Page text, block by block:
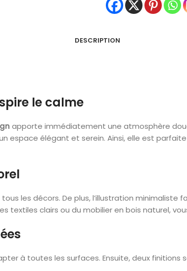
DESCRIPTION
le calme
apporte immédiatement une atmosphère
espace élégant et serein. Ainsi, elle est
les décors. De plus, l’illustration minimaliste
textiles clairs ou du mobilier en bois naturel,
à toutes les surfaces. Ensuite, deux finitions